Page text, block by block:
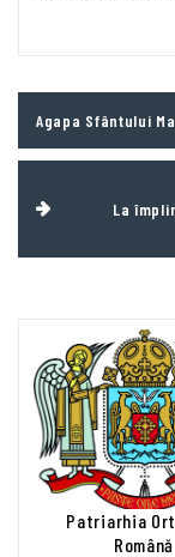
articole
Agapa Sfântului
La
Patriarhia
Română